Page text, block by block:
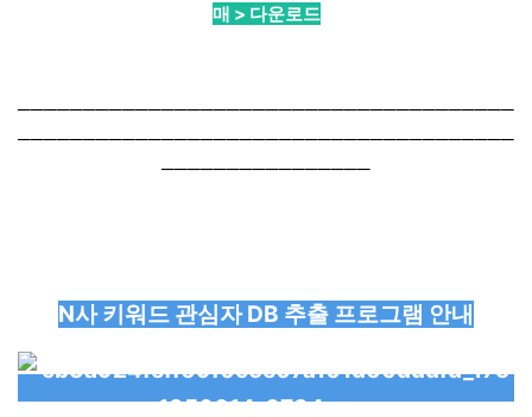
매 > 다운로드
──────────────────────────────────────
──────────────────────────────────────
────────────────
N사 키워드 관심자 DB 추출 프로그램 안내